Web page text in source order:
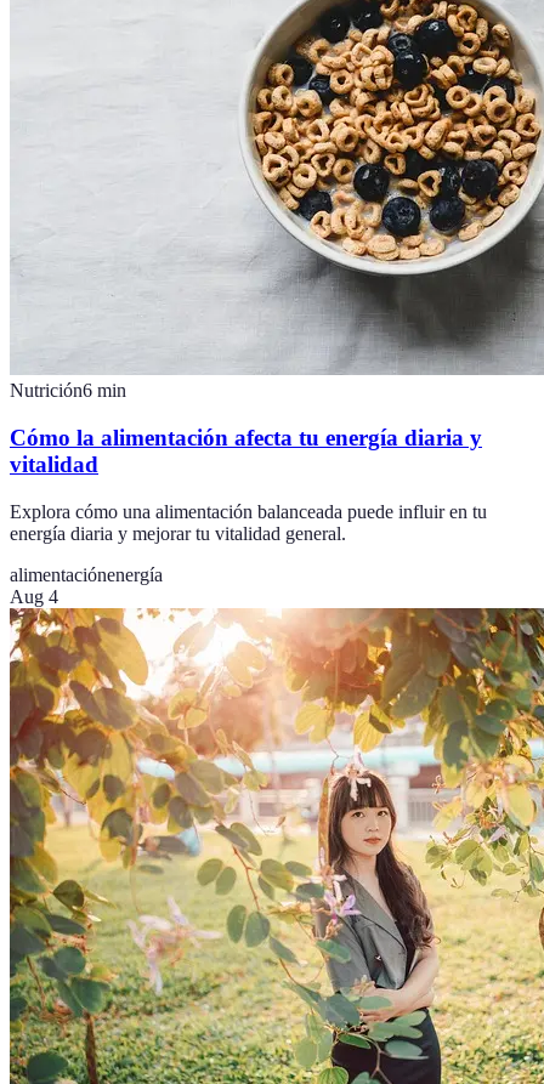
Nutrición6 min
Cómo la alimentación afecta tu energía diaria y
vitalidad
Explora cómo una alimentación balanceada puede influir en tu
energía diaria y mejorar tu vitalidad general.
alimentaciónenergía
Aug 4